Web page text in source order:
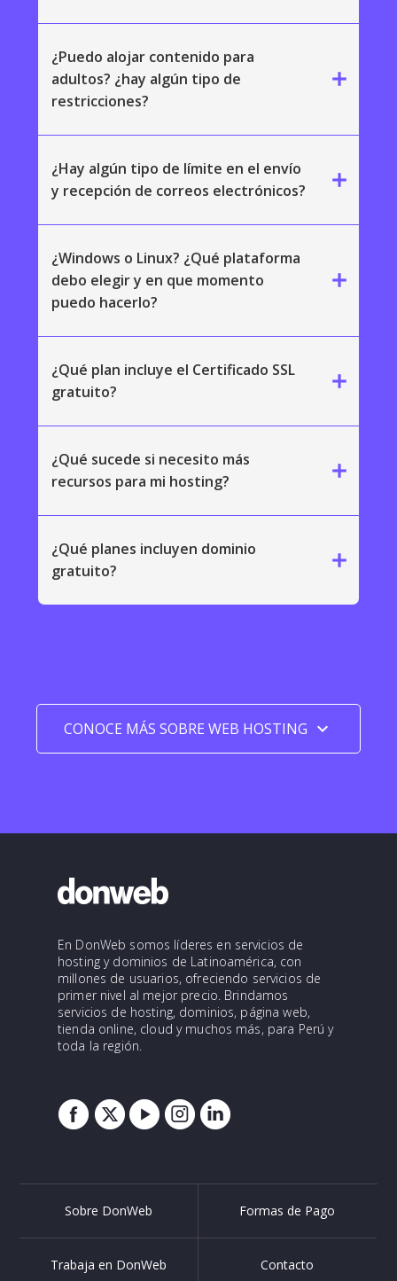
¿Puedo alojar contenido para
adultos? ¿hay algún tipo de
restricciones?
add
¿Hay algún tipo de límite en el envío
y recepción de correos electrónicos?
add
¿Windows o Linux? ¿Qué plataforma
debo elegir y en que momento
puedo hacerlo?
add
¿Qué plan incluye el Certificado SSL
gratuito?
add
¿Qué sucede si necesito más
recursos para mi hosting?
add
¿Qué planes incluyen dominio
gratuito?
add
CONOCE MÁS SOBRE WEB HOSTING keyboard_arrow_down
En DonWeb somos líderes en servicios de
hosting y dominios de Latinoamérica, con
millones de usuarios, ofreciendo servicios de
primer nivel al mejor precio. Brindamos
servicios de hosting, dominios, página web,
tienda online, cloud y muchos más, para Perú y
toda la región.
Sobre DonWeb Formas de Pago
Trabaja en DonWeb Contacto